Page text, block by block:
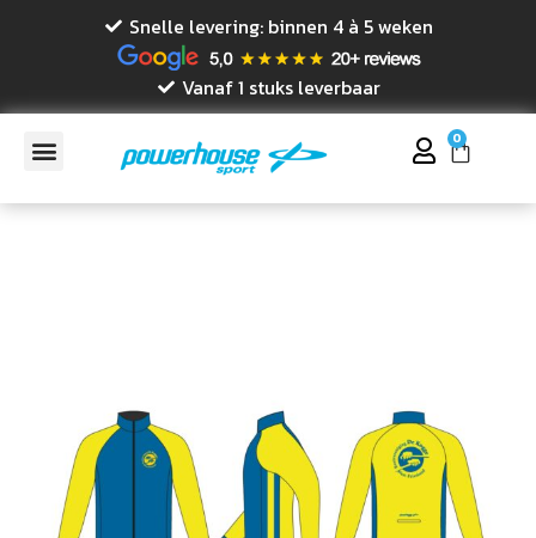
Snelle levering: binnen 4 à 5 weken
Vanaf 1 stuks leverbaar
0